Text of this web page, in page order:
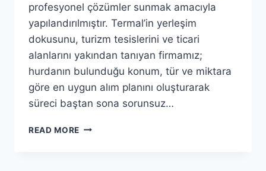
profesyonel çözümler sunmak amacıyla
yapılandırılmıştır. Termal’in yerleşim
dokusunu, turizm tesislerini ve ticari
alanlarını yakından tanıyan firmamız;
hurdanın bulunduğu konum, tür ve miktara
göre en uygun alım planını oluşturarak
süreci baştan sona sorunsuz…
READ MORE YALOVA